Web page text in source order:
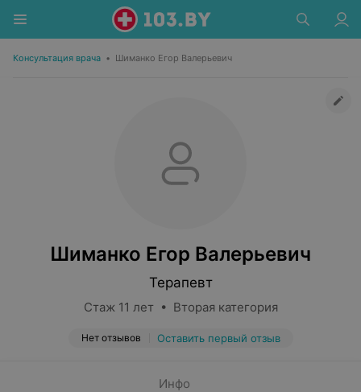
Консультация врача • Шиманко Егор Валерьевич
Шиманко Егор Валерьевич
Терапевт
Стаж 11 лет • Вторая категория
Нет отзывов Оставить первый отзыв
Инфо